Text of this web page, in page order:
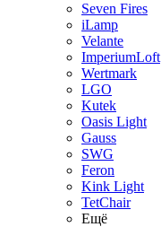
Seven Fires
iLamp
Velante
ImperiumLoft
Wertmark
LGO
Kutek
Oasis Light
Gauss
SWG
Feron
Kink Light
TetСhair
Ещё